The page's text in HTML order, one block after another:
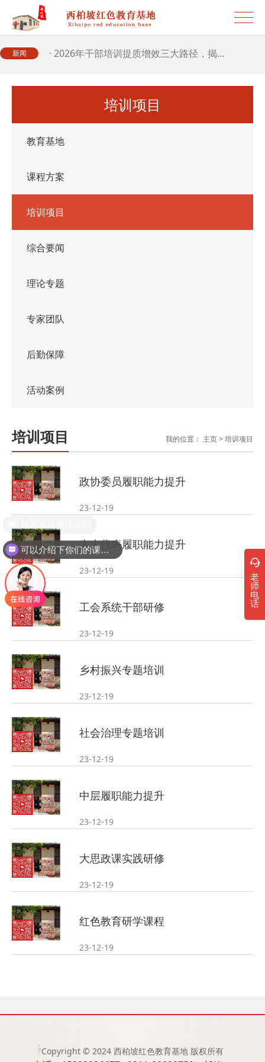
新闻
· 2026年干部培训提质增效三大路径，揭…
· 2026年干部培训提质增效三大路径，揭…
· 筑牢新时代干部信仰根基 西柏坡3招给…
· 新时代干部培训筑牢理想信念，探秘西…
培训项目
教育基地
课程方案
培训项目
综合要闻
理论专题
专家团队
后勤保障
活动案例
培训项目 我的位置： 主页> 培训项目
政协委员履职能力提升
23-12-19
人大代表履职能力提升
23-12-19
工会系统干部研修
23-12-19
乡村振兴专题培训
23-12-19
社会治理专题培训
23-12-19
中层履职能力提升
23-12-19
大思政课实践研修
23-12-19
红色教育研学课程
23-12-19
Copyright © 2024 西柏坡红色教育基地 版权所有
老
师
电
话